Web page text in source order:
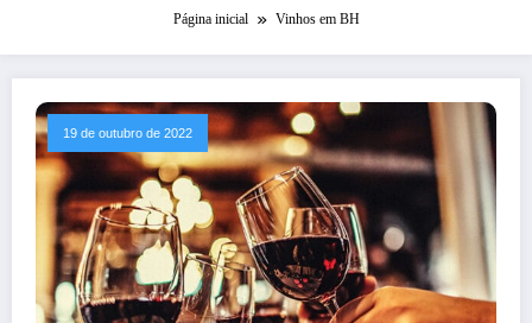
Página inicial Vinhos em BH
19 de outubro de 2022